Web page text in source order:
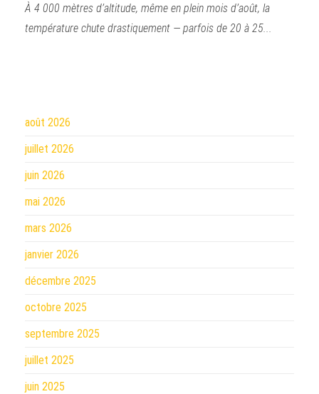
À 4 000 mètres d’altitude, même en plein mois d’août, la
température chute drastiquement — parfois de 20 à 25...
août 2026
juillet 2026
juin 2026
mai 2026
mars 2026
janvier 2026
décembre 2025
octobre 2025
septembre 2025
juillet 2025
juin 2025